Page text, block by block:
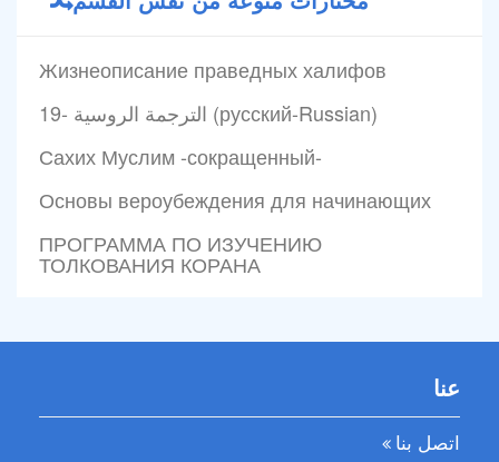
Жизнеописание праведных халифов
19- الترجمة الروسية (русский-Russian)
Сахих Муслим -сокращенный-
Основы вероубеждения для начинающих
ПРОГРАММА ПО ИЗУЧЕНИЮ
ТОЛКОВАНИЯ КОРАНА
عنا
اتصل بنا